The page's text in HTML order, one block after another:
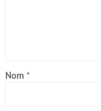
Nom *